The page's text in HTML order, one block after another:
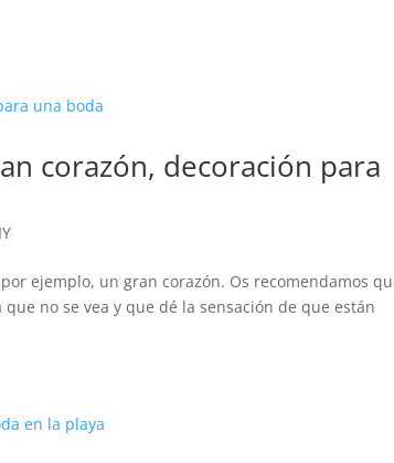
corazón, decoración para
ejemplo, un gran corazón. Os recomendamos
no se vea y que dé la sensación de que están